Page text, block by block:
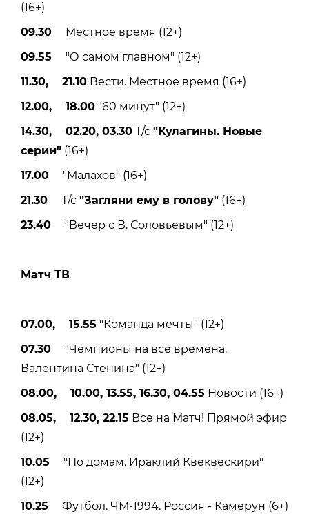
(16+)
09.30 Местное время (12+)
09.55 "О самом главном" (12+)
11.30, 21.10 Вести. Местное время (16+)
12.00, 18.00 "60 минут" (12+)
14.30, 02.20, 03.30 Т/с "Кулагины. Новые
серии" (16+)
17.00 "Малахов" (16+)
21.30 Т/с "Загляни ему в голову" (16+)
23.40 "Вечер с В. Соловьевым" (12+)
Матч ТВ
07.00, 15.55 "Команда мечты" (12+)
07.30 "Чемпионы на все времена.
Валентина Стенина" (12+)
08.00, 10.00, 13.55, 16.30, 04.55 Новости (16+)
08.05, 12.30, 22.15 Все на Матч! Прямой эфир
(12+)
10.05 "По домам. Ираклий Квеквескири"
(12+)
10.25 Футбол. ЧМ-1994. Россия - Камерун (6+)